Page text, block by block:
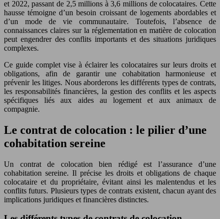
et 2022, passant de 2,5 millions à 3,6 millions de colocataires. Cette
hausse témoigne d’un besoin croissant de logements abordables et
d’un mode de vie communautaire. Toutefois, l’absence de
connaissances claires sur la réglementation en matière de colocation
peut engendrer des conflits importants et des situations juridiques
complexes.
Ce guide complet vise à éclairer les colocataires sur leurs droits et
obligations, afin de garantir une cohabitation harmonieuse et
prévenir les litiges. Nous aborderons les différents types de contrats,
les responsabilités financières, la gestion des conflits et les aspects
spécifiques liés aux aides au logement et aux animaux de
compagnie.
Le contrat de colocation : le pilier d’une
cohabitation sereine
Un contrat de colocation bien rédigé est l’assurance d’une
cohabitation sereine. Il précise les droits et obligations de chaque
colocataire et du propriétaire, évitant ainsi les malentendus et les
conflits futurs. Plusieurs types de contrats existent, chacun ayant des
implications juridiques et financières distinctes.